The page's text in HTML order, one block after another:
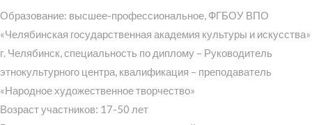
Образование: высшее-профессиональное, ФГБОУ ВПО
«Челябинская государственная академия культуры и искусства»
г. Челябинск, специальность по диплому – Руководитель
этнокультурного центра, квалификация – преподаватель
«Народное художественное творчество»
Возраст участников: 17-50 лет